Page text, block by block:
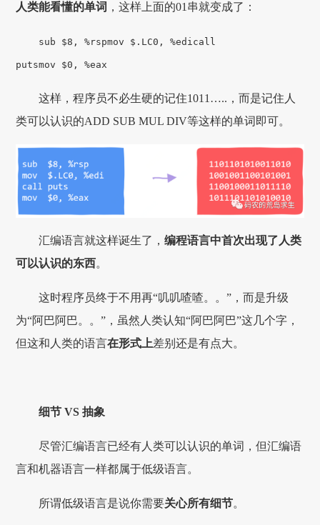
人类能看懂的单词 ，这样上面的01串就变成了：
sub $8, %rspmov $.LC0, %edicall
putsmov $0, %eax
这样，程序员不必生硬的记住1011…..，而是记住人
类可以认识的ADD SUB MUL DIV等这样的单词即可。
汇编语言就这样诞生了，编程语言中首次出现了人类
可以认识的东西。
这时程序员终于不用再“叽叽喳喳。。”，而是升级
为“阿巴阿巴。。”，虽然人类认知“阿巴阿巴”这几个字，
但这和人类的语言在形式上差别还是有点大。
细节 VS 抽象
尽管汇编语言已经有人类可以认识的单词，但汇编语
言和机器语言一样都属于低级语言。
所谓低级语言是说你需要关心所有细节。